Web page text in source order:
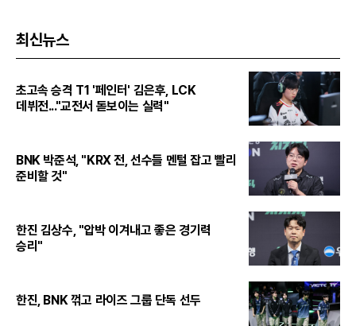
최신뉴스
초고속 승격 T1 '페인터' 김은후, LCK
데뷔전..."교전서 돋보이는 실력"
BNK 박준석, "KRX 전, 선수들 멘털 잡고 빨리
준비할 것"
한진 김상수, "압박 이겨내고 좋은 경기력
승리"
한진, BNK 꺾고 라이즈 그룹 단독 선두